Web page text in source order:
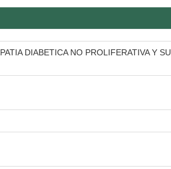
DIABETICA NO PROLIFERATIVA Y SU